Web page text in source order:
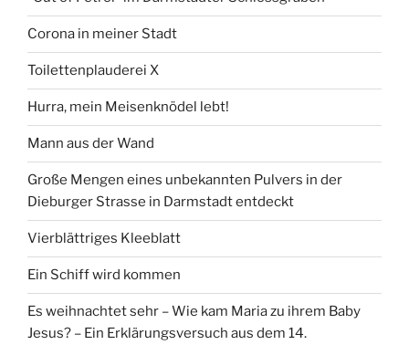
Corona in meiner Stadt
Toilettenplauderei X
Hurra, mein Meisenknödel lebt!
Mann aus der Wand
Große Mengen eines unbekannten Pulvers in der
Dieburger Strasse in Darmstadt entdeckt
Vierblättriges Kleeblatt
Ein Schiff wird kommen
Es weihnachtet sehr – Wie kam Maria zu ihrem Baby
Jesus? – Ein Erklärungsversuch aus dem 14.